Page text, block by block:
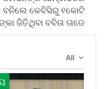
ବନିଲେ କେବିସିରୁ ୧କୋଟି
ଜିତିଥିବା ବବିତା ତାଡେ
All